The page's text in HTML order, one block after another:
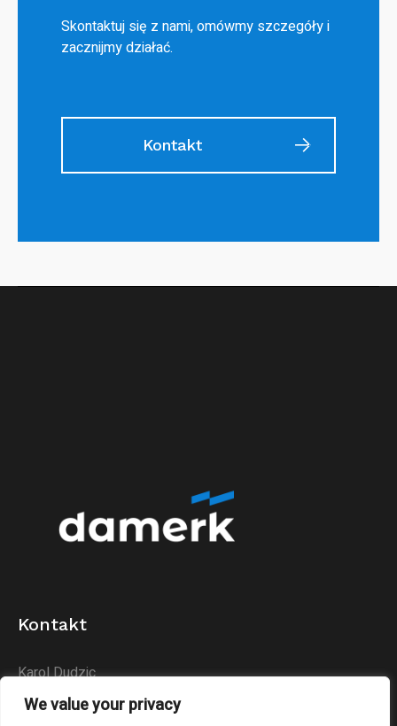
We value your privacy
Skontaktuj się z nami, omówmy szczegóły i
zacznijmy działać.
Kontakt
Kontakt
Karol Dudzic
Huta Podłysica 24B
26-004 Bieliny